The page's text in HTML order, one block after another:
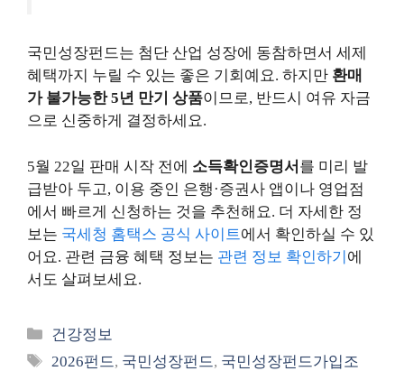
국민성장펀드는 첨단 산업 성장에 동참하면서 세제
혜택까지 누릴 수 있는 좋은 기회예요. 하지만 환매
가 불가능한 5년 만기 상품이므로, 반드시 여유 자금
으로 신중하게 결정하세요.
5월 22일 판매 시작 전에 소득확인증명서 를 미리 발
급받아 두고, 이용 중인 은행·증권사 앱이나 영업점
에서 빠르게 신청하는 것을 추천해요. 더 자세한 정
보는 국세청 홈택스 공식 사이트 에서 확인하실 수 있
어요. 관련 금융 혜택 정보는 관련 정보 확인하기 에
서도 살펴보세요.
카
테
건강정보
태
2026펀드, 국민성장펀드, 국민성장펀드가입조